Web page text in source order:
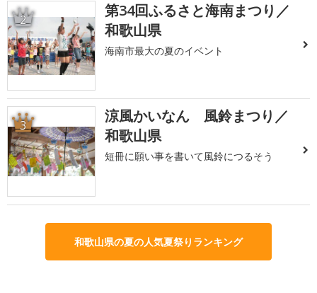
2
第34回ふるさと海南まつり／
和歌山県
海南市最大の夏のイベント
3
涼風かいなん 風鈴まつり／
和歌山県
短冊に願い事を書いて風鈴につるそう
和歌山県の夏の人気夏祭りランキング